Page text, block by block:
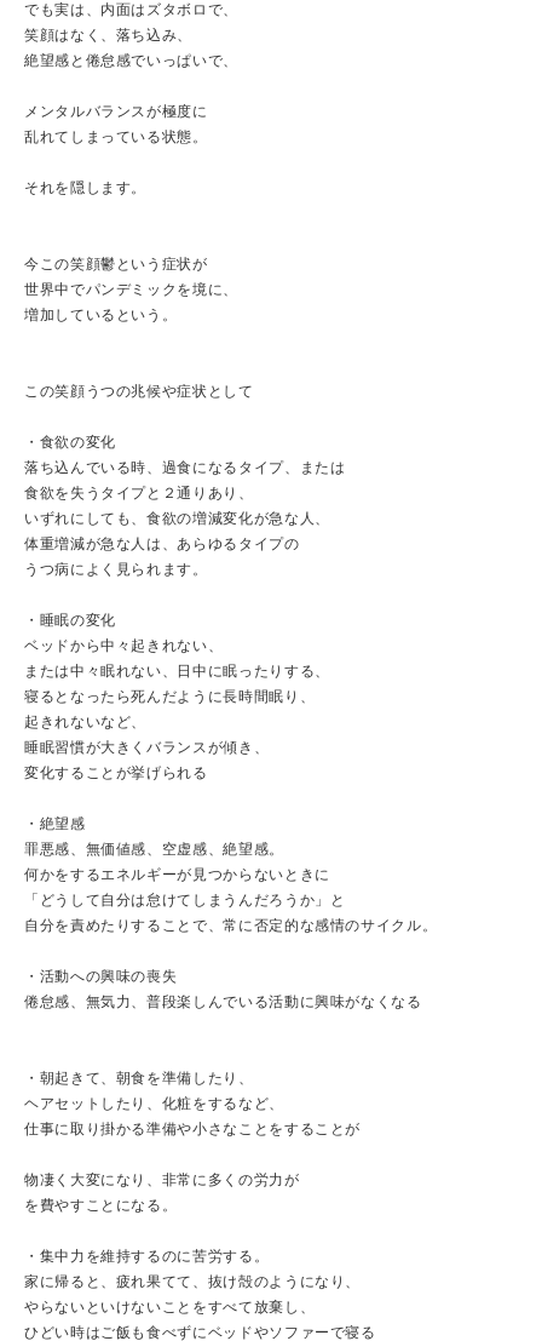
でも実は、内面はズタボロで、
笑顔はなく、落ち込み、
絶望感と倦怠感でいっぱいで、
メンタルバランスが極度に
乱れてしまっている状態。
それを隠します。
今この笑顔鬱という症状が
世界中でパンデミックを境に、
増加しているという。
この笑顔うつの兆候や症状として
・食欲の変化
落ち込んでいる時、過食になるタイプ、または
食欲を失うタイプと２通りあり、
いずれにしても、食欲の増減変化が急な人、
体重増減が急な人は、あらゆるタイプの
うつ病によく見られます。
・睡眠の変化
ベッドから中々起きれない、
または中々眠れない、日中に眠ったりする、
寝るとなったら死んだように長時間眠り、
起きれないなど、
睡眠習慣が大きくバランスが傾き、
変化することが挙げられる
・絶望感
罪悪感、無価値感、空虚感、絶望感。
何かをするエネルギーが見つからないときに
「どうして自分は怠けてしまうんだろうか」と
自分を責めたりすることで、常に否定的な感情のサイクル。
・活動への興味の喪失
倦怠感、無気力、普段楽しんでいる活動に興味がなくなる
・朝起きて、朝食を準備したり、
ヘアセットしたり、化粧をするなど、
仕事に取り掛かる準備や小さなことをすることが
物凄く大変になり、非常に多くの労力が
を費やすことになる。
・集中力を維持するのに苦労する。
家に帰ると、疲れ果てて、抜け殻のようになり、
やらないといけないことをすべて放棄し、
ひどい時はご飯も食べずにベッドやソファーで寝る